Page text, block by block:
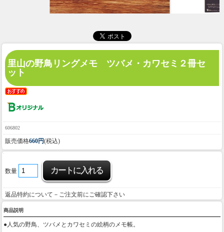
里山の野鳥リングメモ ツバメ・カワセミ２冊セ
ット
606802
販売価格660円(税込)
数量
返品特約について－ご注文前にご確認下さい
商品説明
●人気の野鳥、ツバメとカワセミの絵柄のメモ帳。